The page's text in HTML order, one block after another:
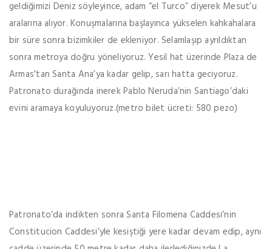
geldiğimizi Deniz söyleyince, adam “el Turco” diyerek Mesut’u
aralarına alıyor. Konuşmalarına başlayınca yükselen kahkahalara
bir süre sonra bizimkiler de ekleniyor. Selamlaşıp ayrıldıktan
sonra metroya doğru yöneliyoruz. Yesil hat üzerinde Plaza de
Armas’tan Santa Ana’ya kadar gelip, sarı hatta geciyoruz.
Patronato durağında inerek Pablo Neruda’nin Santiago’daki
evini aramaya koyuluyoruz.(metro bilet ücreti: 580 pezo)
Patronato’da indikten sonra Santa Filomena Caddesi’nin
Constitucion Caddesi’yle kesiştiği yere kadar devam edip, aynı